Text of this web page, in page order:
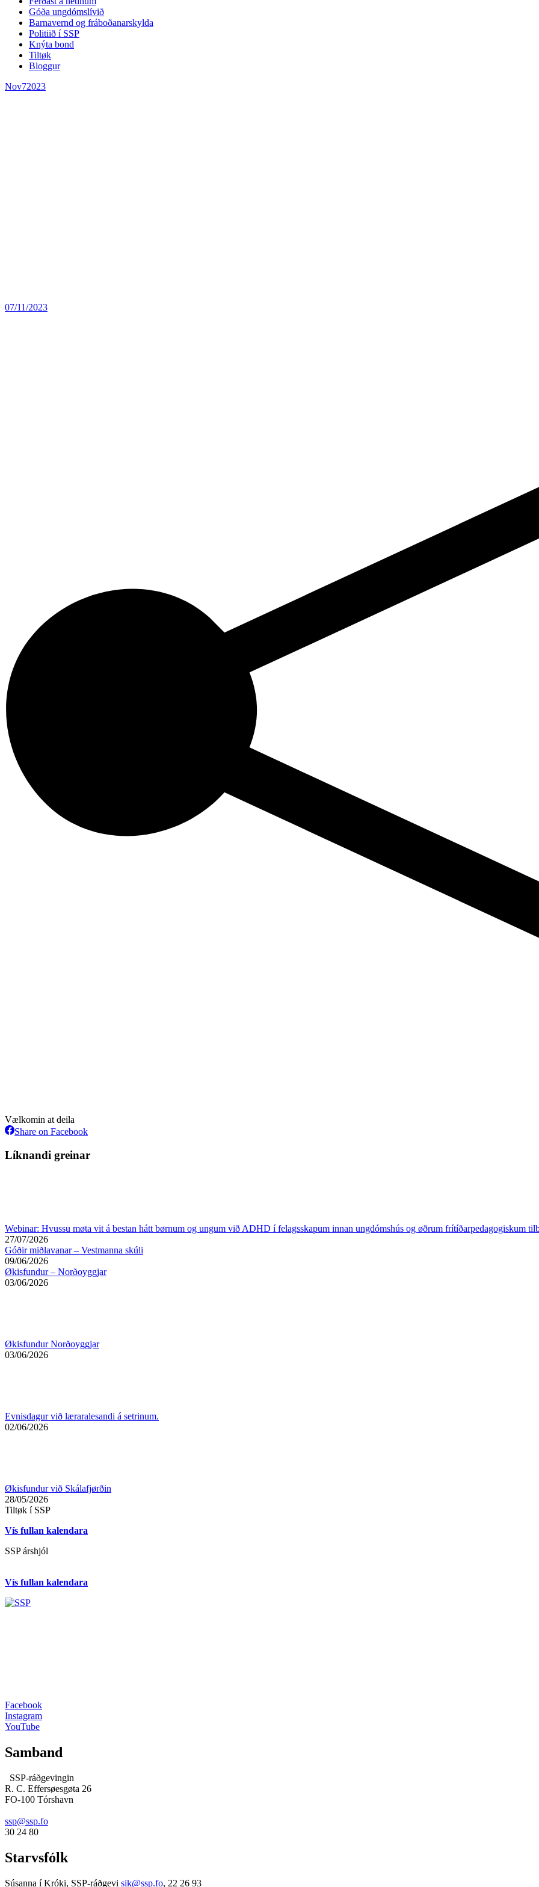
Góða ungdómslívið
Barnavernd og fráboðanarskylda
Politiið í SSP
Knýta bond
Tiltøk
Bloggur
Nov72023
07/11/2023
Vælkomin at deila
Share on FacebookShare
Facebook
Líknandi greinar
Webinar: Hvussu møta vit á bestan hátt børnum og ungum við ADHD í felagsskapum innan ungdómshús og øðrum frítíðarpedagogiskum
27/07/2026
Góðir miðlavanar – Vestmanna skúli
09/06/2026
Økisfundur – Norðoyggjar
03/06/2026
Økisfundur Norðoyggjar
03/06/2026
Evnisdagur við læraralesandi á setrinum.
02/06/2026
Økisfundur við Skálafjørðin
28/05/2026
Tiltøk í SSP
Vís fullan kalendara
SSP árshjól
Vís fullan kalendara
Facebook
Instagram
YouTube
Samband
SSP-ráðgevingin
R. C. Effersøesgøta 26
FO-100 Tórshavn
ssp@ssp.fo
30 24 80
Starvsfólk
Súsanna í Króki, SSP-ráðgevi sik@ssp.fo, 22 26 93